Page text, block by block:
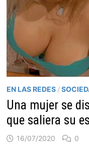
EN LAS REDES /
Una mujer se
que saliera su
16/07/2020 0